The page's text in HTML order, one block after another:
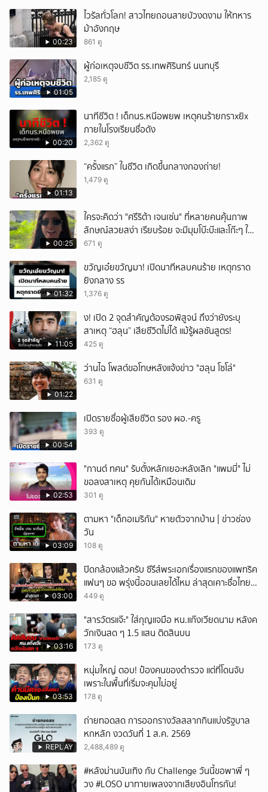
00:23
ไวรัลทั่วโลก! สาวไทยถอนสายบัวงดงาม ให้ทหาร
ม้าอังกฤษ
861 ดู
01:05
ผู้ก่อเหตุจบชีวิต รร.เทพศิรินทร์ นนทบุรี
2,185 ดู
00:20
นาทีชีวิต ! เด็กนร.หนีอพยพ เหตุคนร้ายกราxยิx
ภายในโรงเรียนชื่อดัง
2,362 ดู
01:13
“ครั้งแรก” ในชีวิต เกิดขึ้นกลางกองถ่าย!
1,479 ดู
00:25
ใครจะคิดว่า "ศรีริต้า เจนเซ่น" ที่หลายคนคุ้นภาพ
ลักษณ์สวยสง่า เรียบร้อย จะมีมุมโบ๊ะบ๊ะและโก๊ะๆ ให้
ได้อมยิ้มเหมือนกัน งานนี้ทำเอาแฟนๆ ทั้งเอ็นดูทั้ง
671 ดู
01:32
ขวัญเอ๋ยขวัญมา! เปิดนาทีหลบคนร้าย เหตุกราด
ยิงกลาง รร
1,376 ดู
11:05
ึ้ง! เปิด 2 จุดสำคัญต้องรอพิสูจน์ ถึงว่ายังระบุ
สาเหตุ “ฮลุน” เสียชีวิตไม่ได้ แม้รู้ผลชันสูตร!
425 ดู
01:22
ว่านไฉ โพสต์ขอโทษหลังแจ้งข่าว "ฮลุน โซโล่"
631 ดู
00:54
เปิดรายชื่อผู้เสียชีวิต รอง ผอ.-ครู
393 ดู
02:53
"กานต์ ทศน" รับตั้งหลักเยอะหลังเลิก "แพมมี่" ไม่
ขอลงสาเหตุ คุยกันได้เหมือนเดิม
301 ดู
03:09
ตามหา "เด็กอเมริกัน" หายตัวจากบ้าน | ข่าวช่อง
วัน
108 ดู
03:00
ปิดกล้องแล้วครับ ซีรีส์พระเอกเรื่องแรกของแพทริค
แฟนๆ ขอ พรุ่งนี้ออนเลยได้ไหม ล่าสุดเคาะชื่อไทย
แล้ว
449 ดู
03:16
"สารวัตรแจ๊ะ" ใส่กุญแจมือ หน.แก๊งเวียดนาม หลังค
วักเงินสด ๆ 1.5 แสน ติดสินบน
173 ดู
03:53
หนุ่มใหญ่ ตอบ! ป๋องคนของตำรวจ แต่ที่โดนจับ
เพราะในพื้นที่เริ่มจะคุมไม่อยู่
178 ดู
REPLAY
ถ่ายทอดสด การออกรางวัลสลากกินแบ่งรัฐบาล
หกหลัก งวดวันที่ 1 ส.ค. 2569
2,488,489 ดู
#หลังม่านบันเทิง กับ Challenge วันนี้ขอพาพี่ ๆ
วง #LOSO มาทายเพลงจากเสียงอินโทรกัน!